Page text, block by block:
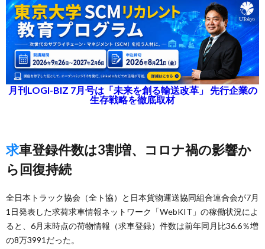
月刊LOGI-BIZ 7月号は「未来を創る輸送改革」 先行企業の
生存戦略を徹底取材
求車登録件数は3割増、コロナ禍の影響か
ら回復持続
全日本トラック協会（全ト協）と日本貨物運送協同組合連合会が7月
1日発表した求荷求車情報ネットワーク「WebKIT」の稼働状況によ
ると、6月末時点の荷物情報（求車登録）件数は前年同月比36.6％増
の8万3991だった。